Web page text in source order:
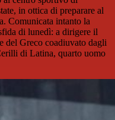
in ottica di preparare al
Comunicata intanto la
di lunedì: a dirigere il
del Greco coadiuvato dagli
di Latina, quarto uomo